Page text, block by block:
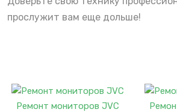
прослужит вам еще дольше!
Ремонт мониторов JVC